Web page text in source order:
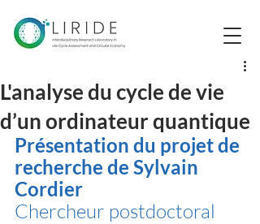
L'analyse du cycle de vie
d’un ordinateur quantique
Présentation du projet de
recherche de Sylvain
Cordier
Chercheur postdoctoral